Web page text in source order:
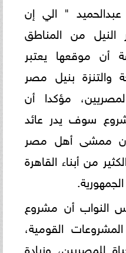
" الي إن
من المناطق
موقعها يعتبر
والتنزة بنيل مصر
مؤكدا أن
سوف يدر عائد
ممشى أهل مصر
من أبناء القاهرة
النواب أن مشروع
القومية،
للمصريين، وزيادة